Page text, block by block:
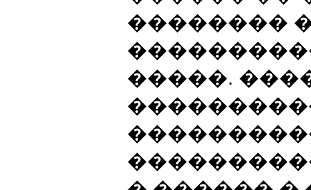
��������
�����.